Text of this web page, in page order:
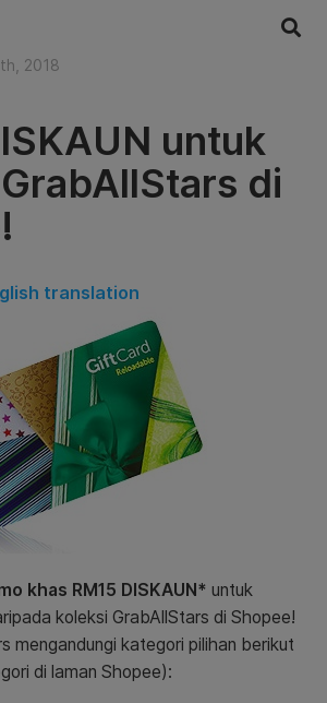
2018
untuk
di
translation
khas RM15 DISKAUN* untuk
koleksi GrabAllStars di Shopee!
mengandungi kategori pilihan berikut
di laman Shopee):